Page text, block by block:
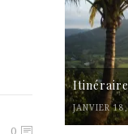
0
Itinéraire
JANVIER